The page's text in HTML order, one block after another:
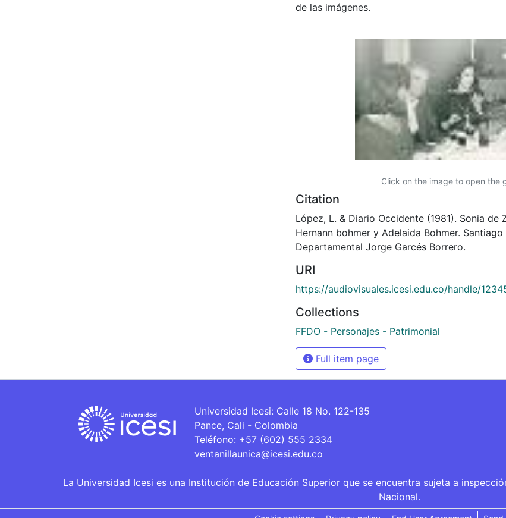
de las imágenes.
Click on the image to open the
Citation
López, L. & Diario Occidente (1981). Sonia de
Hernann bohmer y Adelaida Bohmer.
Departamental Jorge Garcés Borrero.
URI
https://audiovisuales.icesi.edu.co/handle/
Collections
FFDO - Personajes - Patrimonial
Full item page
Universidad Icesi: Calle 18 No. 122-135
Pance, Cali - Colombia
Teléfono: +57 (602) 555 2334
ventanillaunica@icesi.edu.co
La Universidad Icesi es una Institución de Educación Superior que se encuentra sujeta a
Nacional.